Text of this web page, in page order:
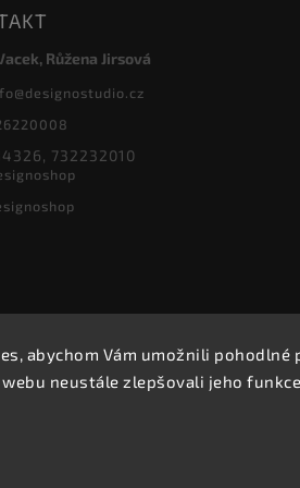
abychom Vám umožnili
neustále zlepšovali jeho
Růžena Jirsová
@designostudio.cz
732232010
Copyright 2026Designoshop.
Upravit